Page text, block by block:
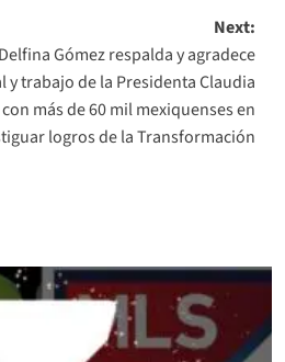
Next:
Gómez respalda y agradece
y trabajo de la Presidenta Claudia
más de 60 mil mexiquenses en
logros de la Transformación